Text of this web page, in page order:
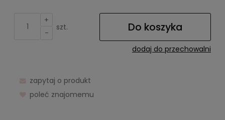
+
-
szt. Do koszyka
dodaj do przechowalni
zapytaj o produkt
poleć znajomemu